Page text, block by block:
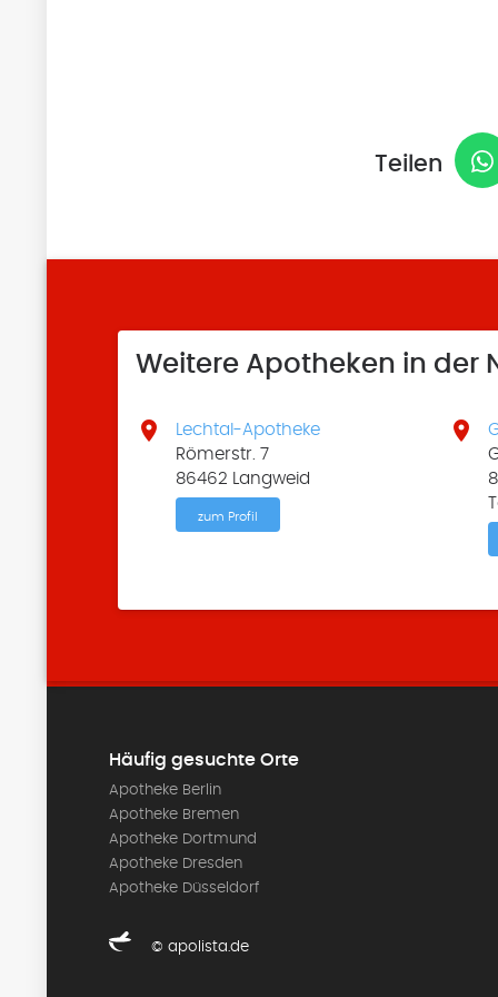
Teilen
Weitere Apotheken in der

Lechtal-Apotheke
Römerstr. 7
86462 Langweid
zum Profil

Häufig gesuchte Orte
Apotheke Berlin
Apotheke Bremen
Apotheke Dortmund
Apotheke Dresden
Apotheke Düsseldorf
© apolista.de